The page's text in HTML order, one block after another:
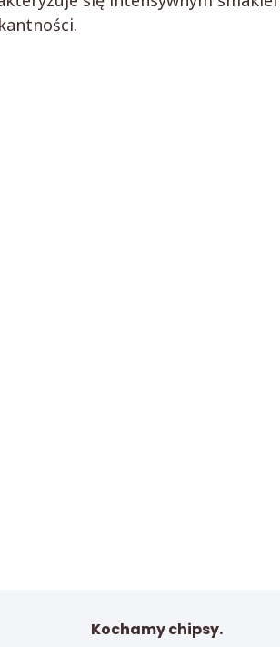
Kochamy chipsy.